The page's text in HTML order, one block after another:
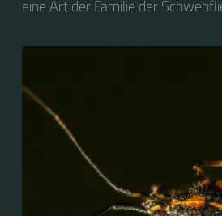
eine Art der Familie der
gewählt....